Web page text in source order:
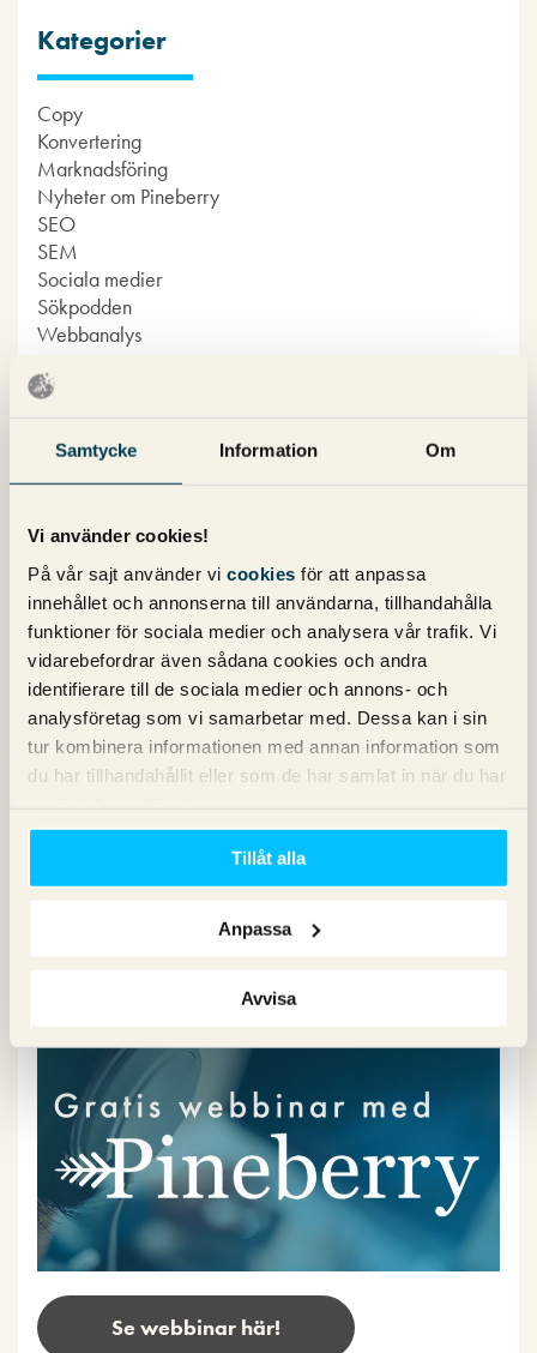
Samtycke Information Om
Vi använder cookies!
På vår sajt använder vi cookies för att anpassa
innehållet och annonserna till användarna, tillhandahålla
funktioner för sociala medier och analysera vår trafik. Vi
vidarebefordrar även sådana cookies och andra
identifierare till de sociala medier och annons- och
analysföretag som vi samarbetar med. Dessa kan i sin
tur kombinera informationen med annan information som
du har tillhandahållit eller som de har samlat in när du har
Tillåt alla
Anpassa
Avvisa
Kategorier
Copy
Konvertering
Marknadsföring
Nyheter om Pineberry
SEO
SEM
Sociala medier
Sökpodden
Webbanalys
Våra böcker om SEO och Google Ads
Se webbinar här!